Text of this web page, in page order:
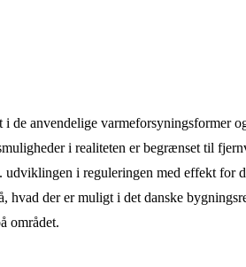
de anvendelige varmeforsyningsformer
i realiteten er begrænset til
udviklingen i reguleringen med effekt for
hvad der er muligt i det danske
området.